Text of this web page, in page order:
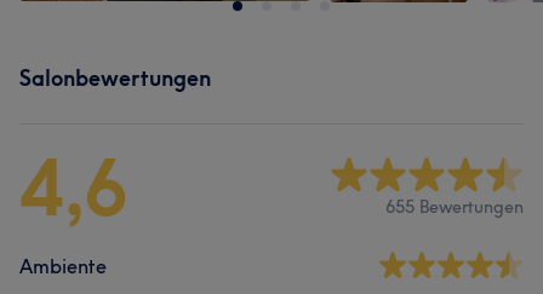
Salonbewertungen
4,6 655 Bewertungen
Ambiente